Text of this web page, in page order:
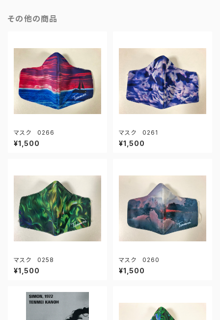
その他の商品
マスク 0266
¥1,500
マスク 0261
¥1,500
マスク 0258
¥1,500
マスク 0260
¥1,500